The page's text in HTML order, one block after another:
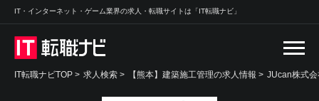
IT・インターネット・ゲーム業界の求人・転職サイトは「IT転職ナビ」
IT転職ナビTOP > 求人検索 > 【熊本】建築施工管理の求人情報 > JUcan株式会